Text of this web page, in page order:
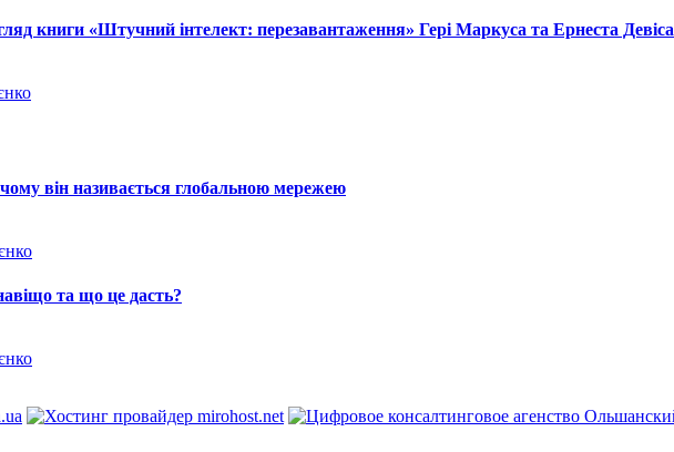
книги «Штучний інтелект: перезавантаження» Гері Маркуса та Ернеста Девіса
він називається глобальною мережею
та що це даcть?